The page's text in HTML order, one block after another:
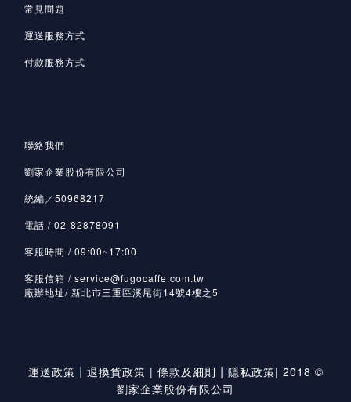
常見問題
運送服務方式
付款服務方式
聯絡我們
劉家企業股份有限公司
統編／50968217
電話 / 02-82878091
客服時間 / 09:00~17:00
客服信箱 / service@fugocaffe.com.tw
廠辦地址/ 新北市三重區溪尾街14號4樓之5
運送政策 | 退換貨政策 | 條款及細則 | 隱私政策| 2018 ©
劉家企業股份有限公司